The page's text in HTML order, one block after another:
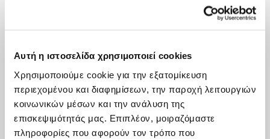
Αυτή η ιστοσελίδα χρησιμοποιεί cookies
Χρησιμοποιούμε cookie για την εξατομίκευση
περιεχομένου και διαφημίσεων, την παροχή λειτουργιών
κοινωνικών μέσων και την ανάλυση της
επισκεψιμότητάς μας. Επιπλέον, μοιραζόμαστε
πληροφορίες που αφορούν τον τρόπο που